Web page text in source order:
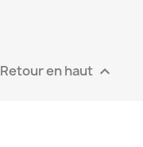
Retour en haut 